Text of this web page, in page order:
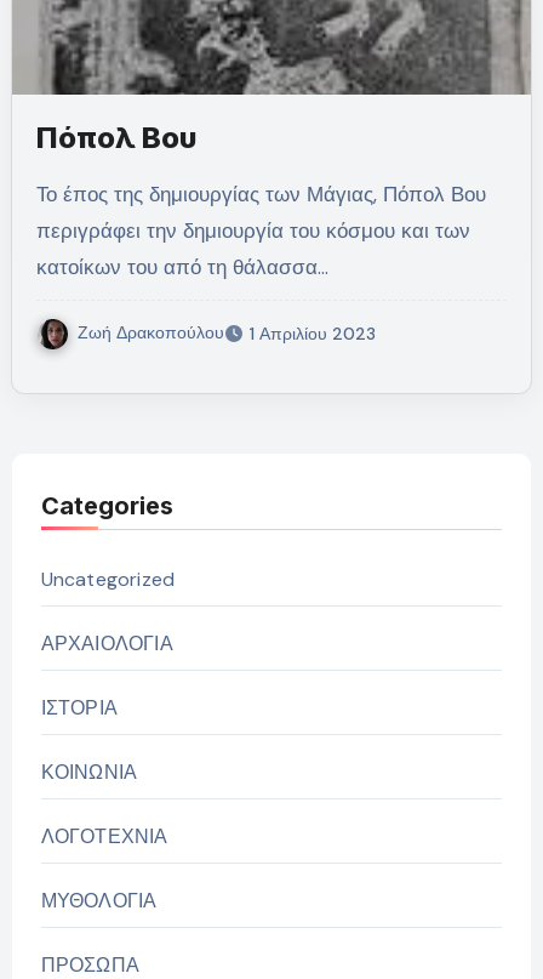
Πόπολ Βου
Το έπος της δημιουργίας των Μάγιας, Πόπολ Βου
περιγράφει την δημιουργία του κόσμου και των
κατοίκων του από τη θάλασσα…
Ζωή Δρακοπούλου 1 Απριλίου 2023
Categories
Uncategorized
ΑΡΧΑΙΟΛΟΓΙΑ
ΙΣΤΟΡΙΑ
ΚΟΙΝΩΝΙΑ
ΛΟΓΟΤΕΧΝΙΑ
ΜΥΘΟΛΟΓΙΑ
ΠΡΟΣΩΠΑ